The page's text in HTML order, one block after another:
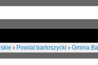
› Powiat bartoszycki › Gmina